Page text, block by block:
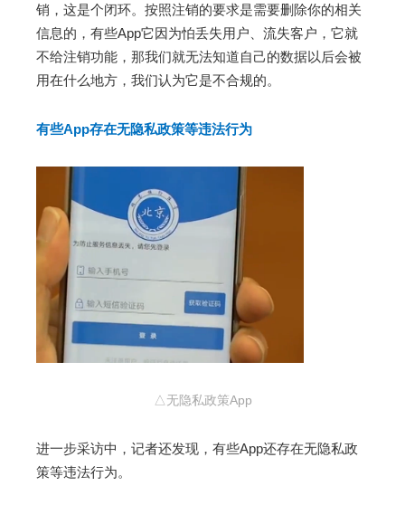
销，这是个闭环。按照注销的要求是需要删除你的相关
信息的，有些App它因为怕丢失用户、流失客户，它就
不给注销功能，那我们就无法知道自己的数据以后会被
用在什么地方，我们认为它是不合规的。
有些App存在无隐私政策等违法行为
△无隐私政策App
进一步采访中，记者还发现，有些App还存在无隐私政
策等违法行为。